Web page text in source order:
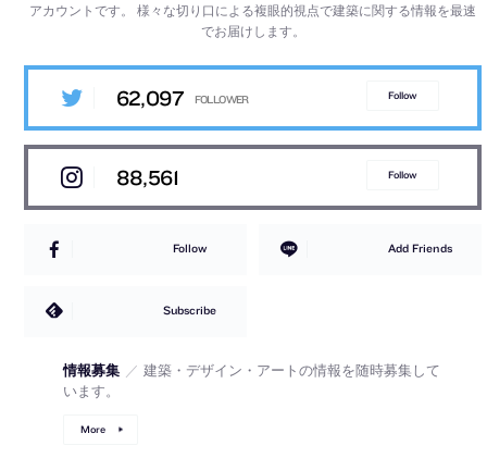
アカウントです。様々な切り口による複眼的視点で建築に関する情報を最速
でお届けします。
62,097 Follow
88,561 Follow
Follow Add Friends
Subscribe
情報募集 ／ 建築・デザイン・アートの情報を随時募集して
います。
More